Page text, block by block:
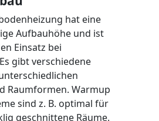
hat eine
Aufbauhöhe und ist
Einsatz bei
gibt verschiedene
Raumformen. Warmup
sind z. B. optimal für
geschnittene Räume.